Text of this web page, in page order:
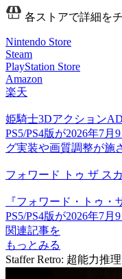
各ストアで詳細を
Nintendo Store
Steam
PlayStation Store
Amazon
楽天
姫騎士3Dアクション
PS5/PS4版が2026年7
グ実装や画質調整が施
フォワード トゥ ザ ス
『フォワード・トゥ・
PS5/PS4版が2026年7月
関連記事を
もっとみる
Staffer Retro: 超能力推